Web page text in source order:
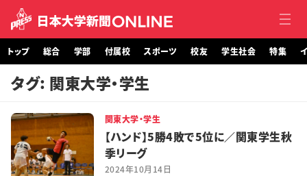
トップ
総合
学部・大学院
トップ 総合 学部 付属校 スポーツ 校友 学生社会 特集
タグ: 関東大学・学生
関東大学・学生
【ハンド】5勝4敗で5位に／関東学生秋
季リーグ
2024年10月14日